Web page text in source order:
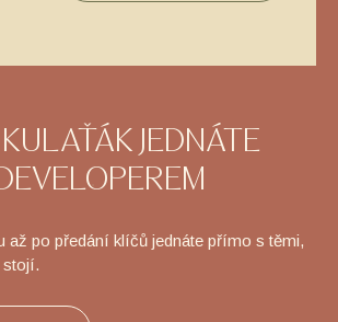
JEDNÁTE
až po předání klíčů jednáte přímo s těmi,
stojí.